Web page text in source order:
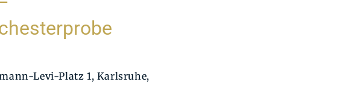
Levi-Platz 1, Karlsruhe,